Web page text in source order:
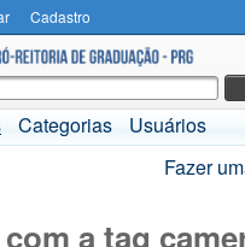
Cadastro
Categorias
Usuários
Fazer
a tag